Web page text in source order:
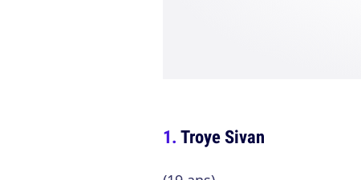
Troye Sivan